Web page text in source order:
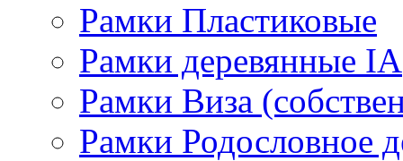
Рамки Пластиковые
Рамки деревянные IA
Рамки Виза
Рамки Родословное